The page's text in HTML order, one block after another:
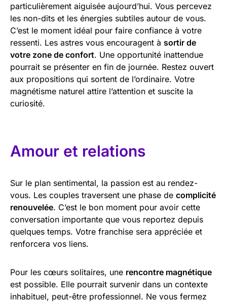
particulièrement aiguisée aujourd’hui. Vous percevez
les non-dits et les énergies subtiles autour de vous.
C’est le moment idéal pour faire confiance à votre
ressenti. Les astres vous encouragent à sortir de
votre zone de confort. Une opportunité inattendue
pourrait se présenter en fin de journée. Restez ouvert
aux propositions qui sortent de l’ordinaire. Votre
magnétisme naturel attire l’attention et suscite la
curiosité.
Amour et relations
Sur le plan sentimental, la passion est au rendez-
vous. Les couples traversent une phase de complicité
renouvelée. C’est le bon moment pour avoir cette
conversation importante que vous reportez depuis
quelques temps. Votre franchise sera appréciée et
renforcera vos liens.
Pour les cœurs solitaires, une rencontre magnétique
est possible. Elle pourrait survenir dans un contexte
inhabituel, peut-être professionnel. Ne vous fermez